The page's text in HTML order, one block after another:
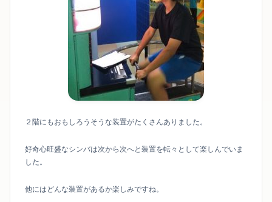
２階にもおもしろうそうな装置がたくさんありました。
好奇心旺盛なシンバは次から次へと装置を転々として楽しんでいま
した。
他にはどんな装置があるか楽しみですね。